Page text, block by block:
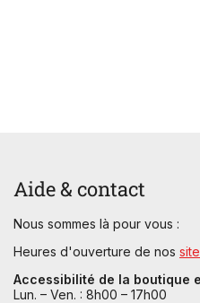
Aide & contact
Nous sommes là pour vous :
Heures d'ouverture de nos
Accessibilité de la boutique
Lun. – Ven. : 8h00 – 17h00